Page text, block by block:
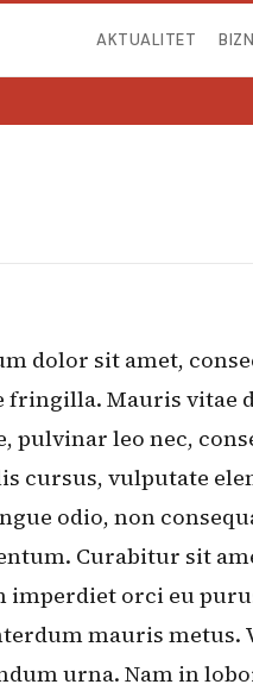
AKTUALITET
dolor sit amet,
fringilla. Mauris vitae
pulvinar leo nec,
cursus, vulputate
odio, non
Curabitur sit
imperdiet orci eu
mauris metus.
urna. Nam in